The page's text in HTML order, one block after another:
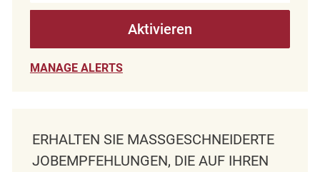
Aktivieren
MANAGE ALERTS
ERHALTEN SIE MASSGESCHNEIDERTE J
OBEMPFEHLUNGEN, DIE AUF IHREN I